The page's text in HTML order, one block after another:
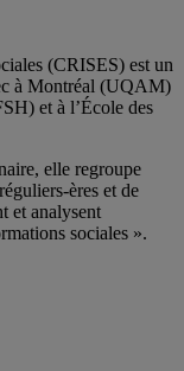
(CRISES) est un
à Montréal (UQAM)
et à l’École des
elle regroupe
réguliers-ères et de
et analysent
sociales ».